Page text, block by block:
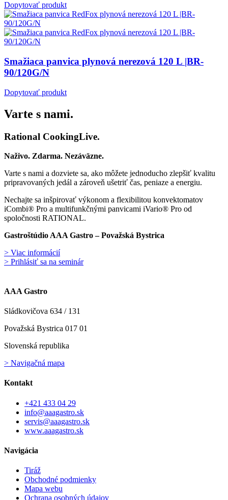
Dopytovať produkt
Smažiaca panvica plynová nerezová 120 L |BR-
90/120G/N
Dopytovať produkt
Varte s nami.
Rational CookingLive​.
Naživo. Zdarma. Nezáväzne.
Varte s nami a dozviete sa, ako môžete jednoducho zlepšiť kvalitu
pripravovaných jedál a zároveň ušetriť čas, peniaze a energiu.
Nechajte sa inšpirovať výkonom a flexibilitou konvektomatov
iCombi® Pro a multifunkčnými panvicami iVario® Pro od
spoločnosti RATIONAL.
Gastroštúdio AAA Gastro – Považská Bystrica
> Viac informácií
> Prihlásiť sa na seminár
AAA Gastro
Sládkovičova 634 / 131
Považská Bystrica 017 01
Slovenská republika
> Navigačná mapa
Kontakt
+421 433 04 29
info@aaagastro.sk
servis@aaagastro.sk
www.aaagastro.sk
Navigácia
Tiráž
Obchodné podmienky
Mapa webu
Ochrana osobných údajov